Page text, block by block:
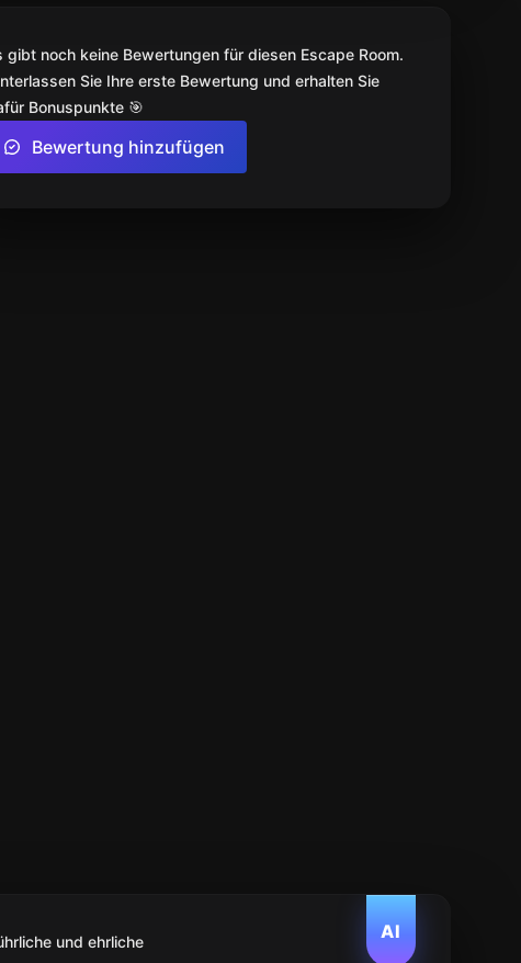
gibt noch keine Bewertungen für diesen Escape Room.
Sie Ihre erste Bewertung und erhalten Sie
Bonuspunkte 🎯
Bewertung hinzufügen
AI
und ehrliche